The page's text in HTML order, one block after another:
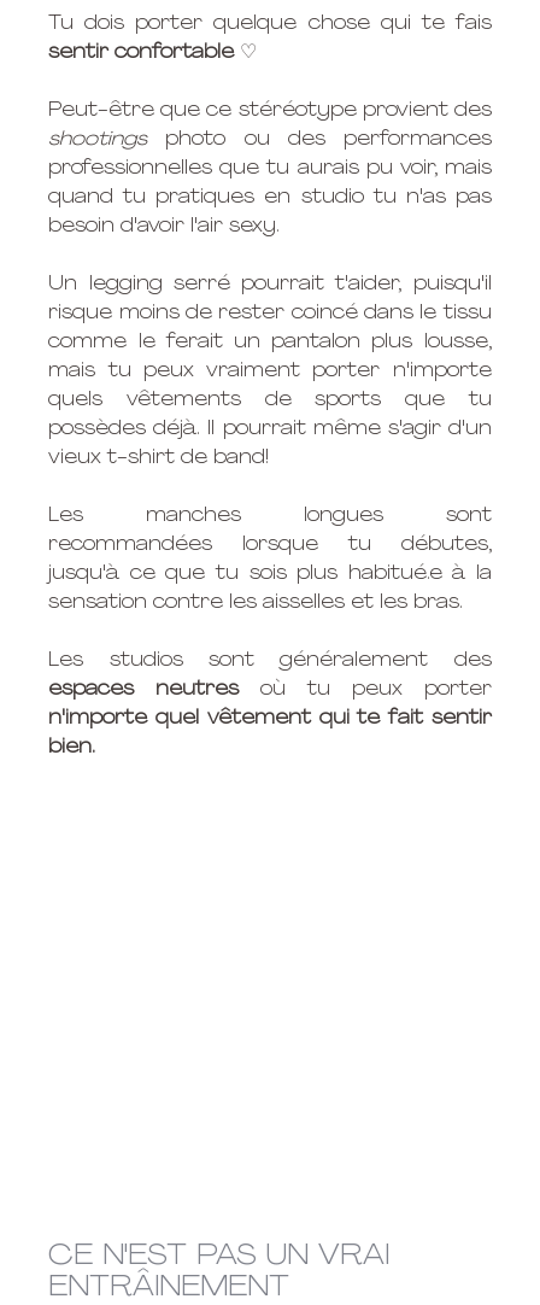
Tu dois porter quelque chose qui te fais
sentir confortable ♡
Peut-être que ce stéréotype provient des
shootings photo ou des performances
professionnelles que tu aurais pu voir, mais
quand tu pratiques en studio tu n'as pas
besoin d'avoir l'air sexy.
Un legging serré pourrait t'aider, puisqu'il
risque moins de rester coincé dans le tissu
comme le ferait un pantalon plus lousse,
mais tu peux vraiment porter n'importe
quels vêtements de sports que tu
possèdes déjà. Il pourrait même s'agir d'un
vieux t-shirt de band!
Les manches longues sont
recommandées lorsque tu débutes,
jusqu'à ce que tu sois plus habitué.e à la
sensation contre les aisselles et les bras.
Les studios sont généralement des
espaces neutres
où tu peux porter
n'importe quel vêtement qui te fait sentir
bien.
CE N'EST PAS UN VRAI
ENTRÂINEMENT